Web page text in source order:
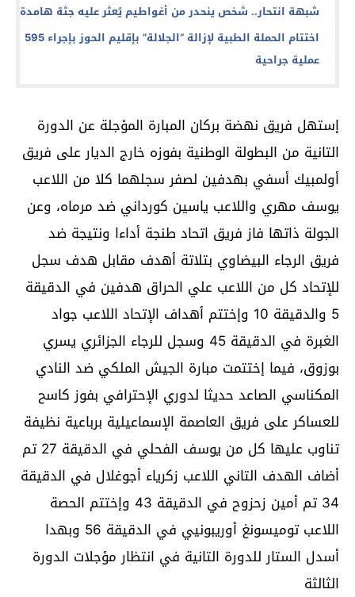
شبهة انتحار.. شخص ينحدر من أغواطيم يُعثر عليه جثة هامدة
اختتام الحملة الطبية لإزالة “الجلالة” بإقليم الحوز بإجراء 595
عملية جراحية
إستهل فريق نهضة بركان المبارة المؤجلة عن الدورة
التانية من البطولة الوطنية بفوزه خارج الديار على فريق
أولمبيك أسفي بهدفين لصفر سجلهما كلا من اللاعب
يوسف مهري واللاعب ياسين كورداني ضد مرماه، وعن
الجولة ذاتها فاز فريق اتحاد طنجة أداءا ونتيجة ضد
فريق الرجاء البيضاوي بتلاتة أهدف مقابل هدف سجل
للإتحاد كل من اللاعب علي الحراق هدفين في الدقيقة
5 والدقيقة 10 وإختتم أهداف الإتحاد اللاعب جواد
الغبرة في الدقيقة 45 وسجل للرجاء الجزائري يسري
بوزوق، فيما إختتمت مبارة الجيش الملكي ضد النادي
المكناسي الصاعد حديثا لدوري الإحترافي بفوز كاسح
للعساكر على فريق العاصمة الإسماعيلية برباعية نظيفة
تناوب عليها كل من يوسف الفحلي في الدقيقة 27 تم
أضاف الهدف التاني اللاعب زكرياء أجوغلال في الدقيقة
34 تم أمين زحزوح في الدقيقة 43 وإختتم الحصة
اللاعب توميسونغ أوريبونيي في الدقيقة 56 وبهدا
أسدل الستار للدورة التانية في انتظار مؤجلات الدورة
الثالثة